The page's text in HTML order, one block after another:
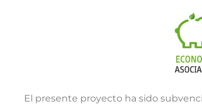
El presente proyecto ha sido